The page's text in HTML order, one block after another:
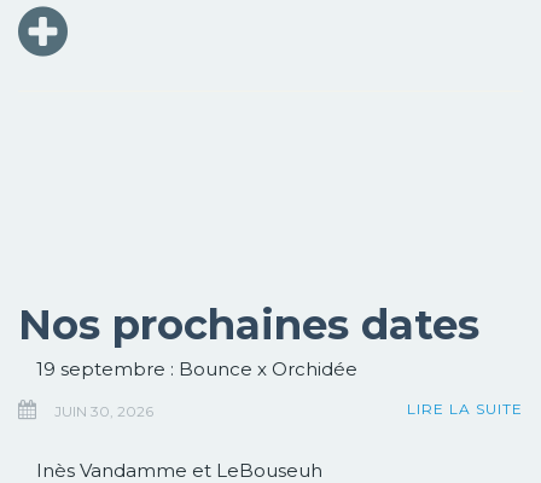
Nos prochaines dates
19 septembre : Bounce x Orchidée
LIRE LA SUITE
JUIN 30, 2026
Inès Vandamme et LeBouseuh